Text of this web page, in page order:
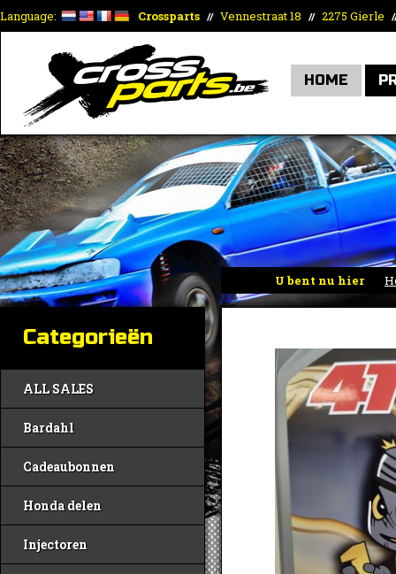
Language: Crossparts // Vennestraat 18 // 2275 Gierle
HOME
U bent nu hier
Categorieën
ALL SALES
Bardahl
Cadeaubonnen
Honda delen
Injectoren